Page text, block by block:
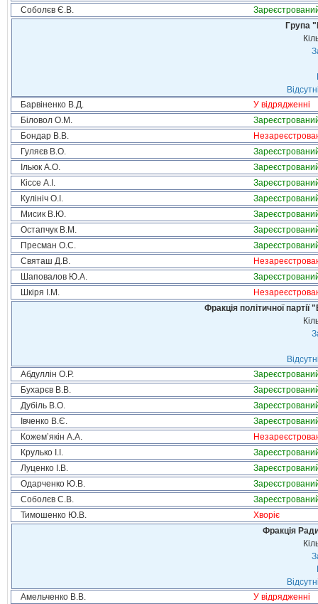
Соболєв Є.В.
Група
Барвіненко В.Д.
У відрядженні
Біловол О.М.
Бондар В.В.
Гуляєв В.О.
Ільюк А.О.
Кіссе А.І.
Кулініч О.І.
Мисик В.Ю.
Остапчук В.М.
Пресман О.С.
Святаш Д.В.
Шаповалов Ю.А.
Шкіря І.М.
Фракція політичної
Абдуллін О.Р.
Бухарєв В.В.
Дубіль В.О.
Івченко В.Є.
Кожем’якін А.А.
Крулько І.І.
Луценко І.В.
Одарченко Ю.В.
Соболєв С.В.
Тимошенко Ю.В.
Хворіє
Фракція
Амельченко В.В.
У відрядженні